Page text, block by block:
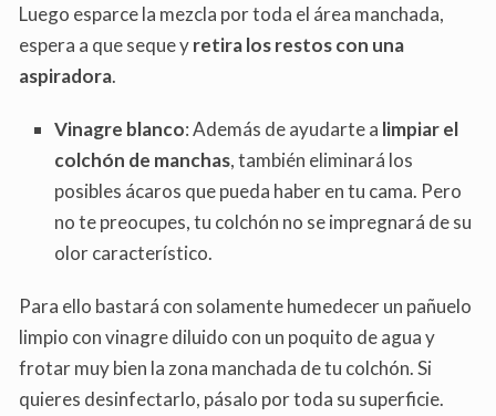
Luego esparce la mezcla por toda el área manchada,
espera a que seque yretira los restos con una
aspiradora.
Vinagre blanco: Además de ayudarte a limpiar el
colchón de manchas, también eliminará los
posibles ácaros que pueda haber en tu cama. Pero
no te preocupes, tu colchón no se impregnará de su
olor característico.
Para ello bastará con solamente humedecer un pañuelo
limpio con vinagre diluido con un poquito de agua y
frotar muy bien la zona manchada de tu colchón. Si
quieres desinfectarlo, pásalo por toda su superficie.